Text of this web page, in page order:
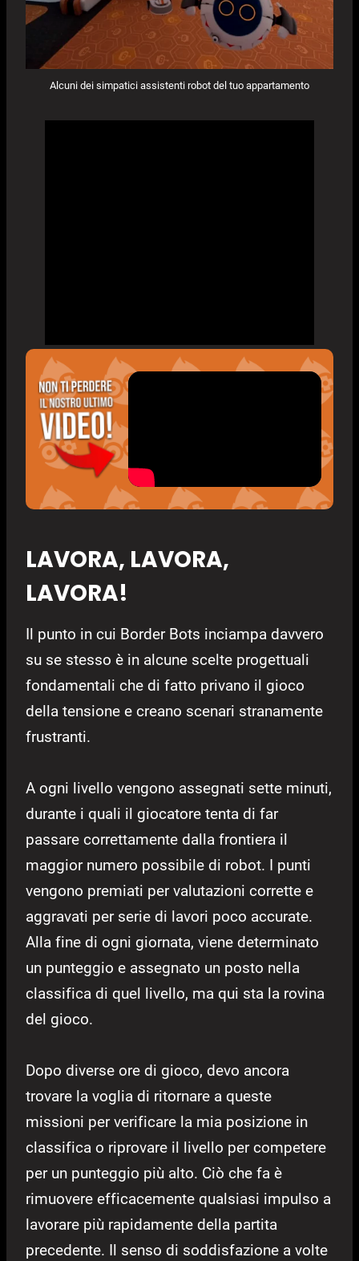
Alcuni dei simpatici assistenti robot del tuo appartamento
LAVORA, LAVORA,
LAVORA!
Il punto in cui Border Bots inciampa davvero
su se stesso è in alcune scelte progettuali
fondamentali che di fatto privano il gioco
della tensione e creano scenari stranamente
frustranti.
A ogni livello vengono assegnati sette minuti,
durante i quali il giocatore tenta di far
passare correttamente dalla frontiera il
maggior numero possibile di robot. I punti
vengono premiati per valutazioni corrette e
aggravati per serie di lavori poco accurate.
Alla fine di ogni giornata, viene determinato
un punteggio e assegnato un posto nella
classifica di quel livello, ma qui sta la rovina
del gioco.
Dopo diverse ore di gioco, devo ancora
trovare la voglia di ritornare a queste
missioni per verificare la mia posizione in
classifica o riprovare il livello per competere
per un punteggio più alto. Ciò che fa è
rimuovere efficacemente qualsiasi impulso a
lavorare più rapidamente della partita
precedente. Il senso di soddisfazione a volte